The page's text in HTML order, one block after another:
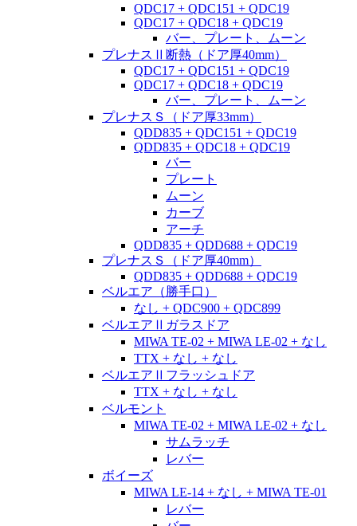
QDC17 + QDC151 + QDC19
QDC17 + QDC18 + QDC19
バー、プレート、ムーン
プレナスⅡ断熱（ドア厚40mm）
QDC17 + QDC151 + QDC19
QDC17 + QDC18 + QDC19
バー、プレート、ムーン
プレナスＳ（ドア厚33mm）
QDD835 + QDC151 + QDC19
QDD835 + QDC18 + QDC19
バー
プレート
ムーン
カーブ
アーチ
QDD835 + QDD688 + QDC19
プレナスＳ（ドア厚40mm）
QDD835 + QDD688 + QDC19
ベルエア（勝手口）
なし + QDC900 + QDC899
ベルエアⅡガラスドア
MIWA TE-02 + MIWA LE-02 + なし
TTX + なし + なし
ベルエアⅡフラッシュドア
TTX + なし + なし
ベルモント
MIWA TE-02 + MIWA LE-02 + なし
サムラッチ
レバー
ボイーズ
MIWA LE-14 + なし + MIWA TE-01
レバー